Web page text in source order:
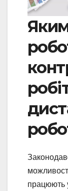
працюють